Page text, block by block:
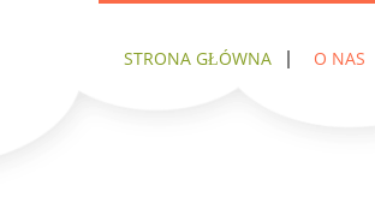
STRONA GŁÓWNA O NAS